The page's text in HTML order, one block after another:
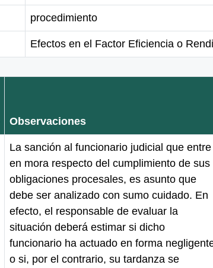
procedimiento
Efectos en el Factor Eficiencia o
Observaciones
La sanción al funcionario judicial que entre
en mora respecto del cumplimiento de sus
obligaciones procesales, es asunto que
debe ser analizado con sumo cuidado. En
efecto, el responsable de evaluar la
situación deberá estimar si dicho
funcionario ha actuado en forma
o si, por el contrario, su tardanza se